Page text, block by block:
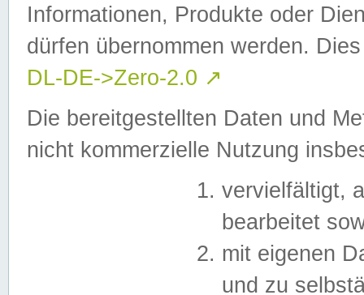
Informationen, Produkte oder
dürfen übernommen werden.
DL-DE->Zero-2.0 ↗
Die bereitgestellten Daten und
nicht kommerzielle Nutzung
vervielfältigt,
bearbeitet
mit eigenen
und zu